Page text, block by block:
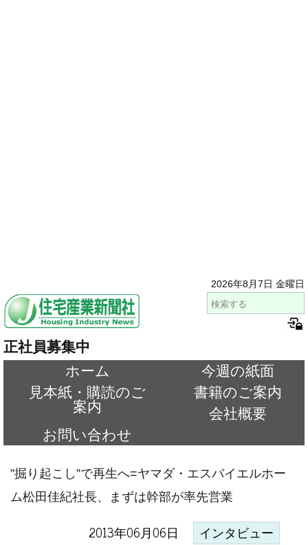
2026年8月7日 金曜日
正社員募集中
ホーム
今週の紙面
見本紙・購読のご
案内
書籍のご案内
会社概要
お問い合わせ
”掘り起こし”で再生へ=ヤマダ・エスバイエルホー
ム松田佳紀社長、まずは幹部が率先営業
2013年06月06日 インタビュー